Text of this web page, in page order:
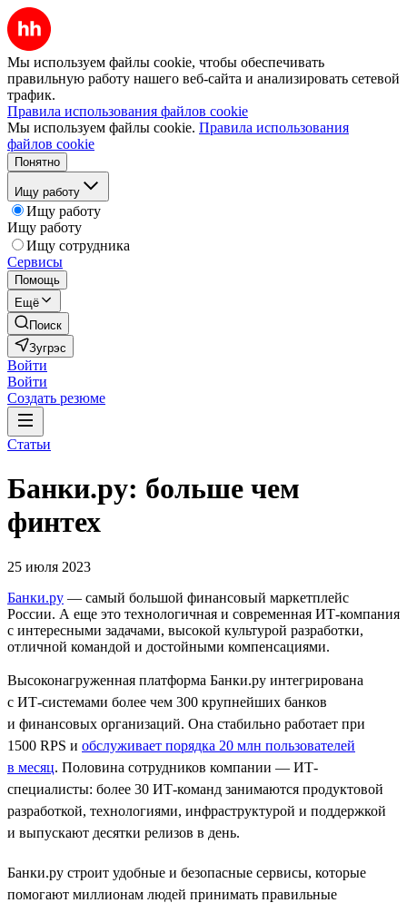
Мы используем файлы cookie, чтобы обеспечивать
правильную работу нашего веб-сайта и анализировать сетевой
трафик.
Правила использования файлов cookie
Мы используем файлы cookie. Правила использования
файлов cookie
Понятно
Ищу работу
Ищу работу
Ищу работу
Ищу сотрудника
Сервисы
Помощь
Ещё
Поиск
Зугрэс
Войти
Войти
Создать резюме
Статьи
Банки.ру: больше чем
финтех
25 июля 2023
Банки.ру — самый большой финансовый маркетплейс
России. А еще это технологичная и современная ИТ-компания
с интересными задачами, высокой культурой разработки,
отличной командой и достойными компенсациями.
Высоконагруженная платформа Банки.ру интегрирована
с ИТ‑системами более чем 300 крупнейших банков
и финансовых организаций. Она стабильно работает при
1500 RPS и обслуживает порядка 20 млн пользователей
в месяц. Половина сотрудников компании — ИТ-
специалисты: более 30 ИТ-команд занимаются продуктовой
разработкой, технологиями, инфраструктурой и поддержкой
и выпускают десятки релизов в день.
Банки.ру строит удобные и безопасные сервисы, которые
помогают миллионам людей принимать правильные